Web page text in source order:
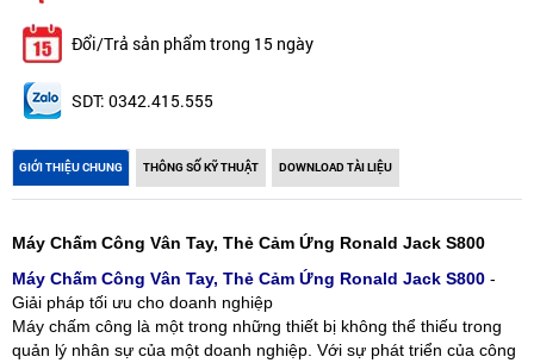
Đổi/Trả sản phẩm trong 15 ngày
SDT: 0342.415.555
GIỚI THIỆU CHUNG THÔNG SỐ KỸ THUẬT DOWNLOAD TÀI LIỆU
Máy Chấm Công Vân Tay, Thẻ Cảm Ứng Ronald Jack S800
Máy Chấm Công Vân Tay, Thẻ Cảm Ứng Ronald Jack S800 -
Giải pháp tối ưu cho doanh nghiệp
Máy chấm công là một trong những thiết bị không thể thiếu trong
quản lý nhân sự của một doanh nghiệp. Với sự phát triển của công